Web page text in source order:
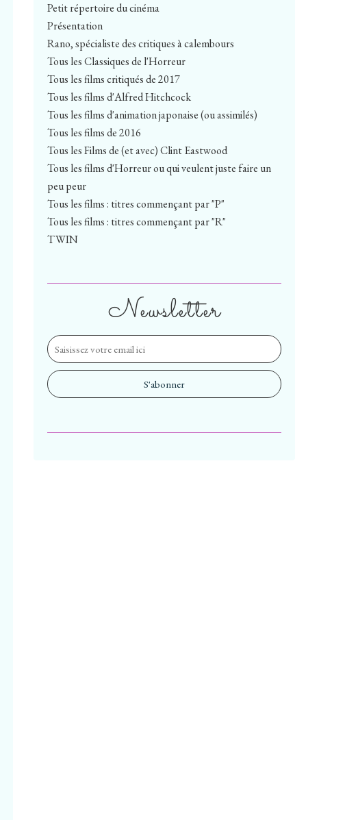
Newsletter
Petit répertoire du cinéma
Présentation
Rano, spécialiste des critiques à calembours
Tous les Classiques de l'Horreur
Tous les films critiqués de 2017
Tous les films d'Alfred Hitchcock
Tous les films d'animation japonaise (ou assimilés)
Tous les films de 2016
Tous les Films de (et avec) Clint Eastwood
Tous les films d'Horreur ou qui veulent juste faire un
peu peur
Tous les films : titres commençant par "P"
Tous les films : titres commençant par "R"
TWIN